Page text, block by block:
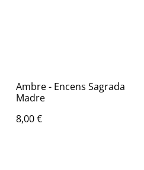
Ambre - Encens Sagrada
Madre
8,00 €